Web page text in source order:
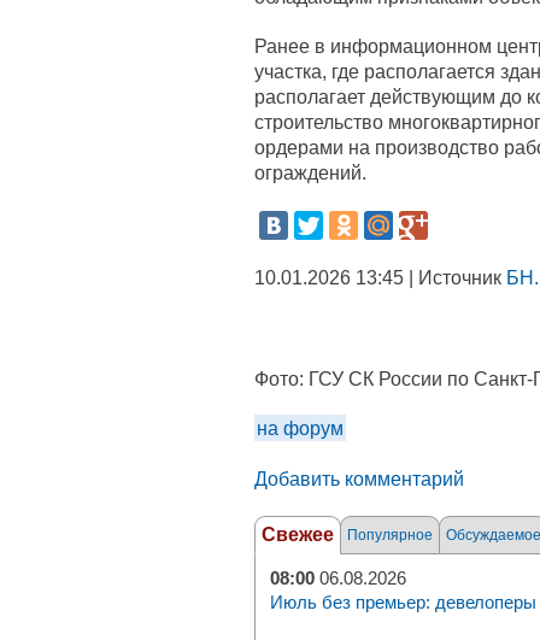
Ранее в информационном
участка, где располагается
располагает действующим до
строительство
ордерами на производство
ограждений.
10.01.2026 13:45 | Источник
Фото: ГСУ СК России по Санкт-
на форум
Добавить комментарий
Свежее Популярное Обсуждаемое
08:00 06.08.2026
Июль без премьер: девелоперы